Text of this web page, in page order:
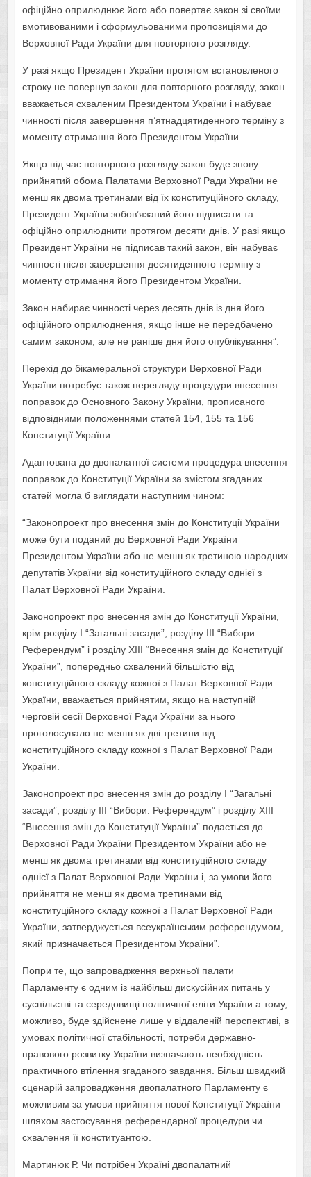
офіційно оприлюднює його або повертає закон зі своїми
вмотивованими і сформульованими пропозиціями до
Верховної Ради України для повторного розгляду.
У разі якщо Президент України протягом встановленого
строку не повернув закон для повторного розгляду, закон
вважається схваленим Президентом України і набуває
чинності після завершення п’ятнадцятиденного терміну з
моменту отримання його Президентом України.
Якщо під час повторного розгляду закон буде знову
прийнятий обома Палатами Верховної Ради України не
менш як двома третинами від їх конституційного складу,
Президент України зобов’язаний його підписати та
офіційно оприлюднити протягом десяти днів. У разі якщо
Президент України не підписав такий закон, він набуває
чинності після завершення десятиденного терміну з
моменту отримання його Президентом України.
Закон набирає чинності через десять днів із дня його
офіційного оприлюднення, якщо інше не передбачено
самим законом, але не раніше дня його опублікування”.
Перехід до бікамеральної структури Верховної Ради
України потребує також перегляду процедури внесення
поправок до Основного Закону України, прописаного
відповідними положеннями статей 154, 155 та 156
Конституції України.
Адаптована до двопалатної системи процедура внесення
поправок до Конституції України за змістом згаданих
статей могла б виглядати наступним чином:
“Законопроект про внесення змін до Конституції України
може бути поданий до Верховної Ради України
Президентом України або не менш як третиною народних
депутатів України від конституційного складу однієї з
Палат Верховної Ради України.
Законопроект про внесення змін до Конституції України,
крім розділу І “Загальні засади”, розділу III “Вибори.
Референдум” і розділу XIII “Внесення змін до Конституції
України”, попередньо схвалений більшістю від
конституційного складу кожної з Палат Верховної Ради
України, вважається прийнятим, якщо на наступній
черговій сесії Верховної Ради України за нього
проголосувало не менш як дві третини від
конституційного складу кожної з Палат Верховної Ради
України.
Законопроект про внесення змін до розділу І “Загальні
засади”, розділу III “Вибори. Референдум” і розділу XIII
“Внесення змін до Конституції України” подається до
Верховної Ради України Президентом України або не
менш як двома третинами від конституційного складу
однієї з Палат Верховної Ради України і, за умови його
прийняття не менш як двома третинами від
конституційного складу кожної з Палат Верховної Ради
України, затверджується всеукраїнським референдумом,
який призначається Президентом України”.
Попри те, що запровадження верхньої палати
Парламенту є одним із найбільш дискусійних питань у
суспільстві та середовищі політичної еліти України а тому,
можливо, буде здійснене лише у віддаленій перспективі, в
умовах політичної стабільності, потреби державно-
правового розвитку України визначають необхідність
практичного втілення згаданого завдання. Більш швидкий
сценарій запровадження двопалатного Парламенту є
можливим за умови прийняття нової Конституції України
шляхом застосування референдарної процедури чи
схвалення її конституантою.
Мартинюк Р. Чи потрібен Україні двопалатний